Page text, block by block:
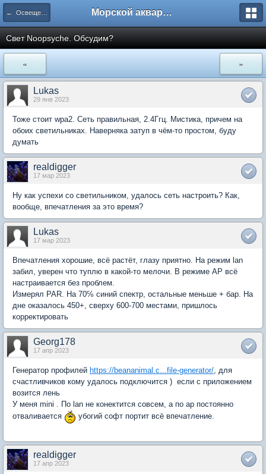
← Освещение морских аквариумов Морской аквариум. Форумы ReefCentral.ru
Свет Noopsyche. Обсудим?
« »
Lukas
29 янв 2023
Тоже стоит wpa2. Сеть правильная, 2.4Ггц. Мистика, причем на
обоих светильниках. Наверняка затуп в чём-то простом, буду
думать
realdigger
17 мар 2023
Ну как успехи со светильником, удалось сеть настроить? Как,
вообще, впечатления за это время?
Lukas
17 мар 2023
Впечатления хорошие, всё растёт, глазу приятно. На режим lan
забил, уверен что туплю в какой-то мелочи. В режиме АР всё
настраивается без проблем.
Измерял PAR. На 70℅ синий спектр, остальные меньше + бар. На
дне оказалось 450+, сверху 600-700 местами, пришлось
корректировать
Georg178
17 апр 2023
Генератор профилей https://beananimal.c...file-generator/, для
счастливчиков кому удалось подключится ) если с приложением
возится лень
У меня mini . По lan не конектится совсем, а по ар постоянно
отваливается
убогий софт портит всё впечатление.
realdigger
17 апр 2023